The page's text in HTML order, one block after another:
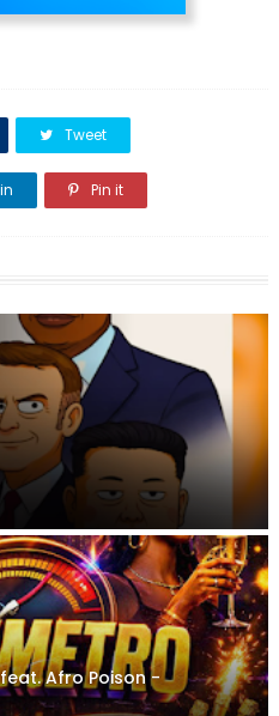
Tweet
Pin it
Afro Poison -